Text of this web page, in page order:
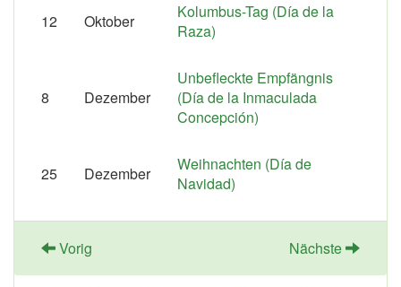
12 Oktober
Kolumbus-Tag (Día de la
Raza)
8 Dezember
Unbefleckte Empfängnis
(Día de la Inmaculada
Concepción)
25 Dezember
Weihnachten (Día de
Navidad)
Vorig Nächste